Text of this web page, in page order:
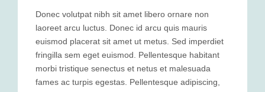
Donec volutpat nibh sit amet libero ornare non
laoreet arcu luctus. Donec id arcu quis mauris
euismod placerat sit amet ut metus. Sed imperdiet
fringilla sem eget euismod. Pellentesque habitant
morbi tristique senectus et netus et malesuada
fames ac turpis egestas. Pellentesque adipiscing,